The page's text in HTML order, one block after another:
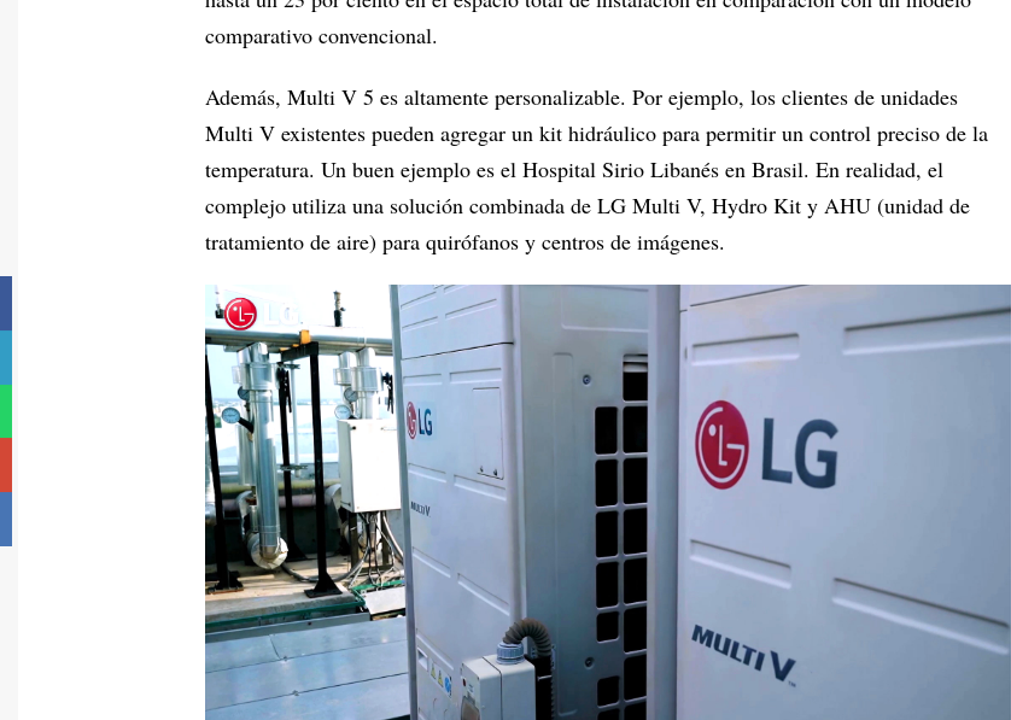
comparativo convencional.
Además, Multi V 5 es altamente personalizable. Por ejemplo, los clientes de unidades
Multi V existentes pueden agregar un kit hidráulico para permitir un control preciso de la
temperatura. Un buen ejemplo es el Hospital Sirio Libanés en Brasil. En realidad, el
complejo utiliza una solución combinada de LG Multi V, Hydro Kit y AHU (unidad de
tratamiento de aire) para quirófanos y centros de imágenes.